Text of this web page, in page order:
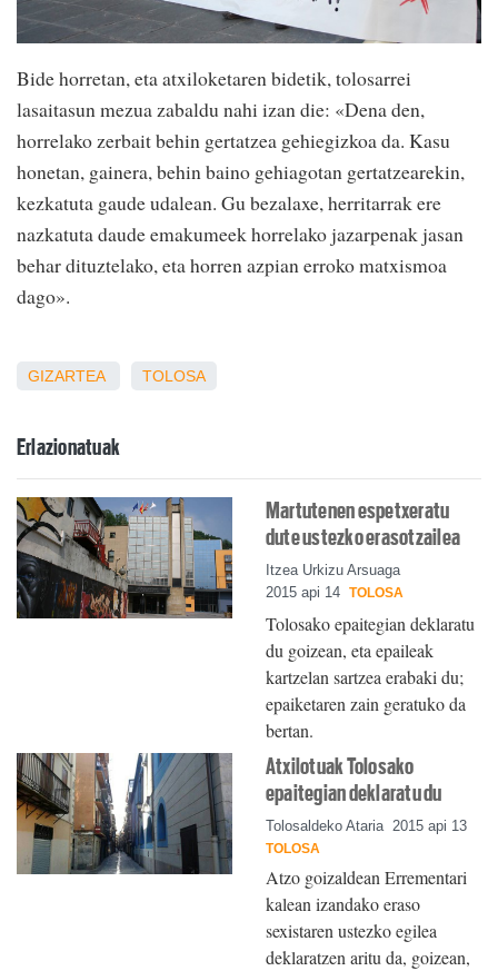
Bide horretan, eta atxiloketaren bidetik, tolosarrei
lasaitasun mezua zabaldu nahi izan die: «Dena den,
horrelako zerbait behin gertatzea gehiegizkoa da. Kasu
honetan, gainera, behin baino gehiagotan gertatzearekin,
kezkatuta gaude udalean. Gu bezalaxe, herritarrak ere
nazkatuta daude emakumeek horrelako jazarpenak jasan
behar dituztelako, eta horren azpian erroko matxismoa
dago».
GIZARTEA TOLOSA
Erlazionatuak
Martutenen espetxeratu
dute ustezko erasotzailea
Itzea Urkizu Arsuaga
2015 api 14 TOLOSA
Tolosako epaitegian deklaratu
du goizean, eta epaileak
kartzelan sartzea erabaki du;
epaiketaren zain geratuko da
bertan.
Atxilotuak Tolosako
epaitegian deklaratu du
Tolosaldeko Ataria 2015 api 13
TOLOSA
Atzo goizaldean Errementari
kalean izandako eraso
sexistaren ustezko egilea
deklaratzen aritu da, goizean,